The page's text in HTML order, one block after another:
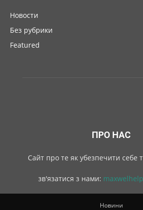
Новости
Без рубрики
Featured
ПРО НАС
Cайт про те як убезпечити себе
зв'язатися з нами:
Новини